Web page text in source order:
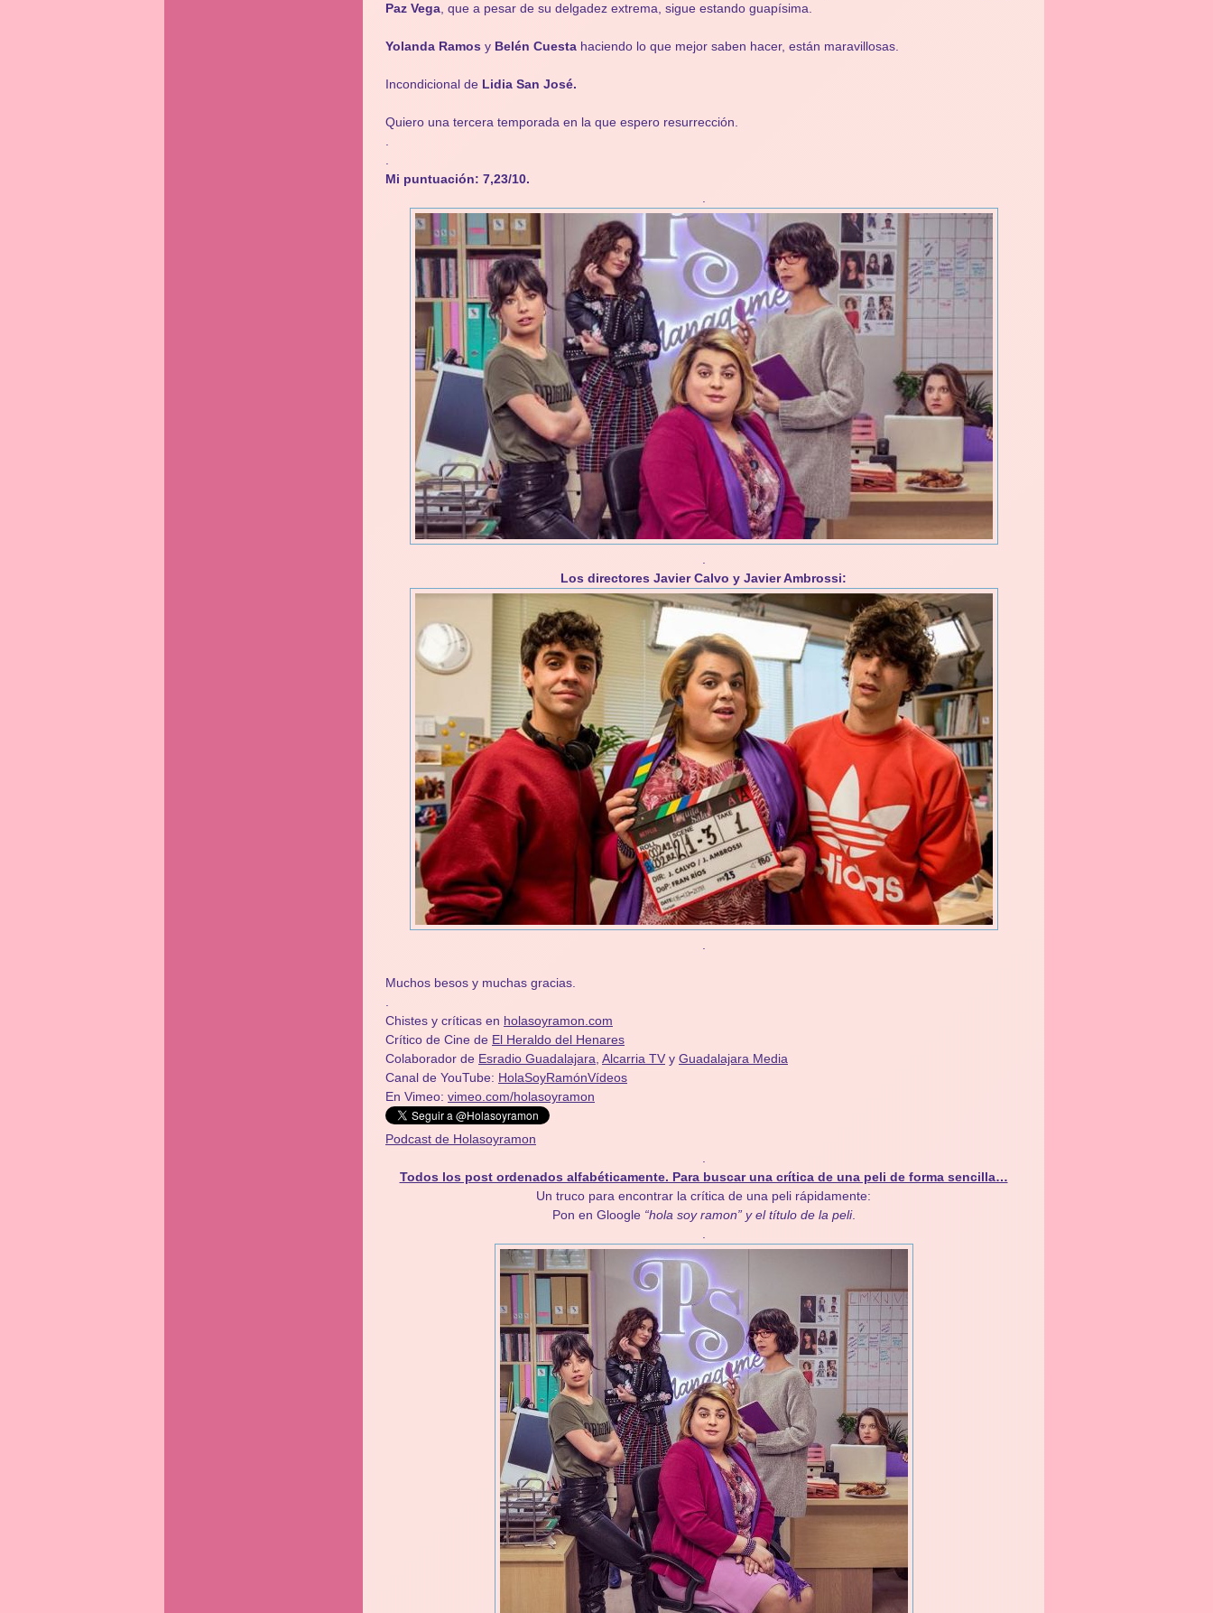
Paz Vega , que a pesar de su delgadez extrema, sigue estando guapísima.
Yolanda Ramos y Belén Cuesta haciendo lo que mejor saben hacer, están maravillosas.
Incondicional de Lidia San José.
Quiero una tercera temporada en la que espero resurrección.
Mi puntuación: 7,23/10.
Los directores Javier Calvo y Javier Ambrossi:
Muchos besos y muchas gracias.
Chistes y críticas en holasoyramon.com
Crítico de Cine de El Heraldo del Henares
​​Colaborador de Esradio Guadalajara Alcarria TV y Guadalajara Media
Canal de YouTube: HolaSoyRamónVídeos
En Vimeo: vimeo.com/holasoyramon
Podcast de Holasoyramon
Todos los post ordenados alfabéticamente. Para buscar una crítica de una peli de forma sencilla…
Un truco para encontrar la crítica de una peli rápidamente:
Pon en Gloogle “hola soy ramon” y el título de la peli.